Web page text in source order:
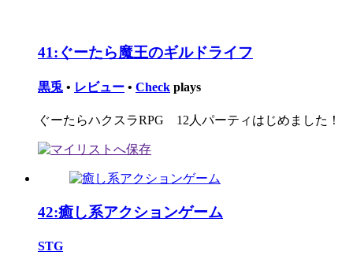
41: ぐーたら魔王のギルドライフ
黒兎 • レビュー • Check plays
ぐーたらハクスラRPG 12人パーティはじめました！
42:癒し系アクションゲーム
STG